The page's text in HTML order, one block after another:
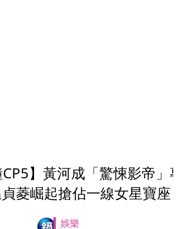
CP5】黃河成「驚悚影帝」
菱崛起搶佔一線女星寶座
娛樂